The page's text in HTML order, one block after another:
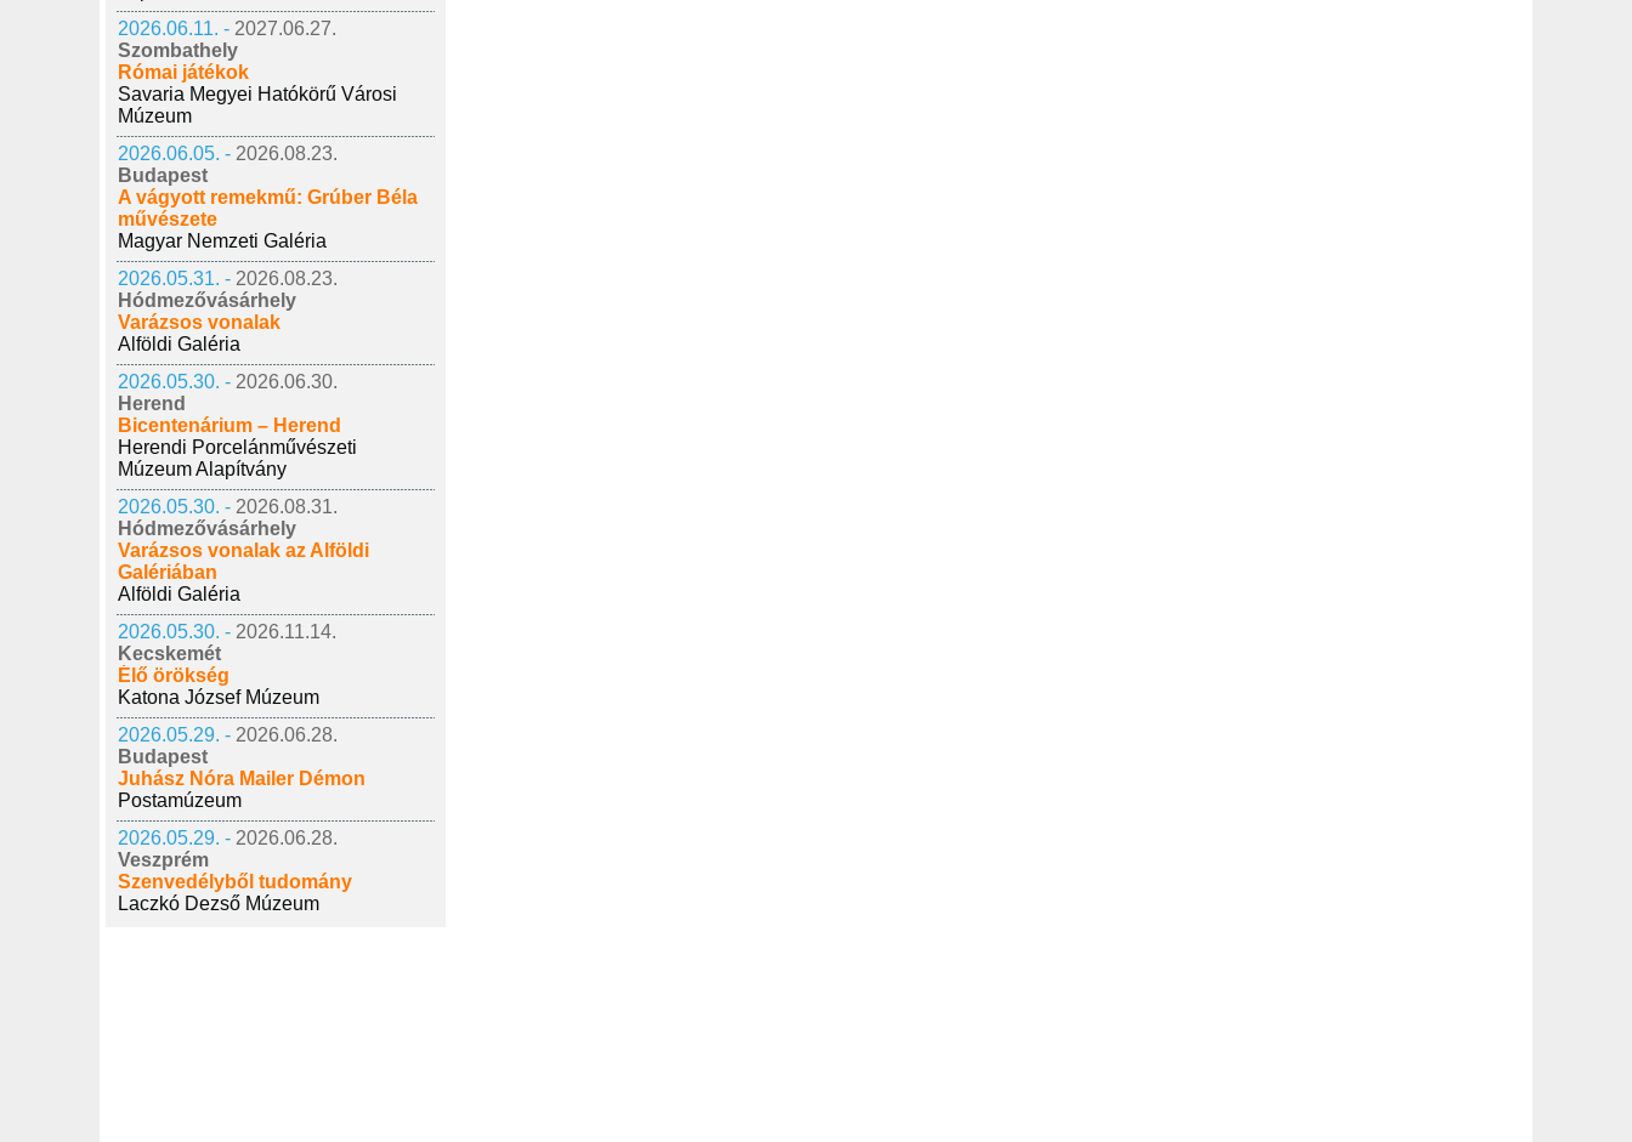
2026.06.11. - 2027.06.27.
Szombathely
Római játékok
Savaria Megyei Hatókörű Városi
Múzeum
2026.06.05. - 2026.08.23.
Budapest
A vágyott remekmű: Grúber Béla
művészete
Magyar Nemzeti Galéria
2026.05.31. - 2026.08.23.
Hódmezővásárhely
Varázsos vonalak
Alföldi Galéria
2026.05.30. - 2026.06.30.
Herend
Bicentenárium – Herend
Herendi Porcelánművészeti
Múzeum Alapítvány
2026.05.30. - 2026.08.31.
Hódmezővásárhely
Varázsos vonalak az Alföldi
Galériában
Alföldi Galéria
2026.05.30. - 2026.11.14.
Kecskemét
Élő örökség
Katona József Múzeum
2026.05.29. - 2026.06.28.
Budapest
Juhász Nóra Mailer Démon
Postamúzeum
2026.05.29. - 2026.06.28.
Veszprém
Szenvedélyből tudomány
Laczkó Dezső Múzeum